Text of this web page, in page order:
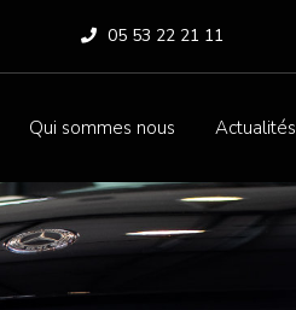
05 53 22 21 11
Qui sommes nous Actualités